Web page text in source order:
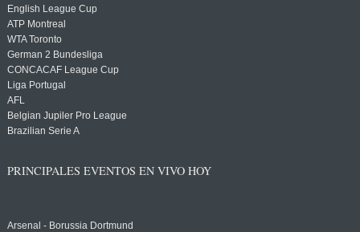
English League Cup
ATP Montreal
WTA Toronto
German 2 Bundesliga
CONCACAF League Cup
Liga Portugal
AFL
Belgian Jupiler Pro League
Brazilian Serie A
PRINCIPALES EVENTOS EN VIVO HOY
Arsenal - Borussia Dortmund